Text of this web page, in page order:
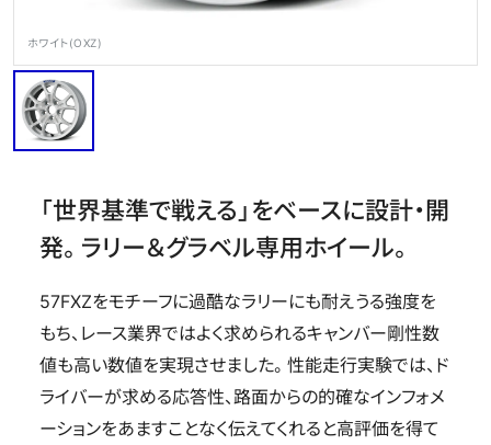
Store
ホワイト(OXZ)
「世界基準で戦える」をベースに設計・開
発。ラリー＆グラベル専用ホイール。
57FXZをモチーフに過酷なラリーにも耐えうる強度を
もち、レース業界ではよく求められるキャンバー剛性数
値も高い数値を実現させました。性能走行実験では、ド
ライバーが求める応答性、路面からの的確なインフォメ
ーションをあますことなく伝えてくれると高評価を得て